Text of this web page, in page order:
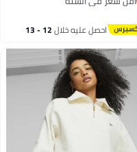
أقل سعر في السنة
احصل عليه خلال 12 - 13
اغسطس